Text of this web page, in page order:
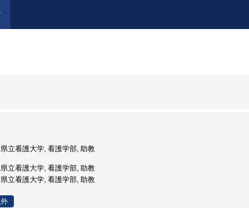
立看護大学, 看護学部, 助教
立看護大学, 看護学部, 助教
立看護大学, 看護学部, 助教